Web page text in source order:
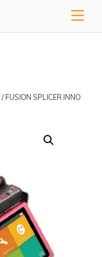
/ FUSION SPLICER INNO